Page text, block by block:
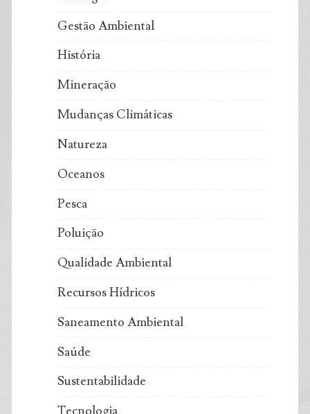
Gestão Ambiental
História
Mineração
Mudanças Climáticas
Natureza
Oceanos
Pesca
Poluição
Qualidade Ambiental
Recursos Hídricos
Saneamento Ambiental
Saúde
Sustentabilidade